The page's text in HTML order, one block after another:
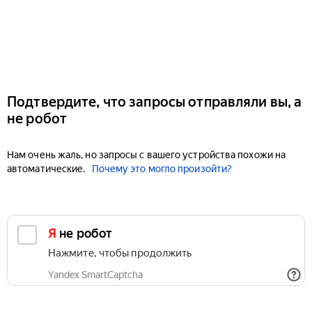
Подтвердите, что запросы отправляли вы, а
не робот
Нам очень жаль, но запросы с вашего устройства похожи на
автоматические.
Почему это могло произойти?
Я не робот
Нажмите, чтобы продолжить
Yandex SmartCaptcha